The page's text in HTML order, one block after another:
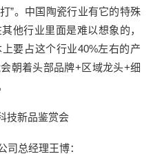
”。中国陶瓷行业有它的特殊
他行业里面是难以想象的，
要占这个行业40%左右的产
朝着头部品牌+区域龙头+细
技新品鉴赏会
司总经理王博：